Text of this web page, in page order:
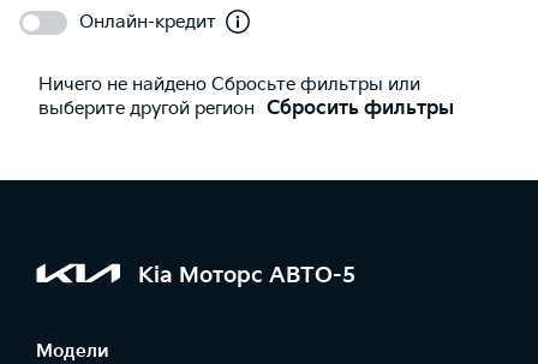
Онлайн-кредит
Ничего не найдено Сбросьте фильтры или
выберите другой регион Сбросить фильтры
Kia Моторс АВТО-5
Модели